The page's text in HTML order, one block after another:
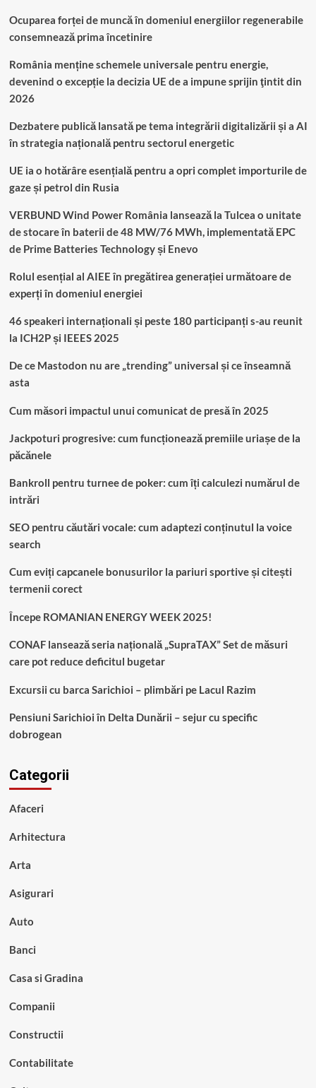
Ocuparea forței de muncă în domeniul energiilor regenerabile
consemnează prima încetinire
România menține schemele universale pentru energie,
devenind o excepție la decizia UE de a impune sprijin ţintit din
2026
Dezbatere publică lansată pe tema integrării digitalizării și a AI
în strategia națională pentru sectorul energetic
UE ia o hotărâre esențială pentru a opri complet importurile de
gaze și petrol din Rusia
VERBUND Wind Power România lansează la Tulcea o unitate
de stocare în baterii de 48 MW/76 MWh, implementată EPC
de Prime Batteries Technology și Enevo
Rolul esențial al AIEE în pregătirea generației următoare de
experți în domeniul energiei
46 speakeri internaționali și peste 180 participanți s-au reunit
la ICH2P și IEEES 2025
De ce Mastodon nu are „trending” universal și ce înseamnă
asta
Cum măsori impactul unui comunicat de presă în 2025
Jackpoturi progresive: cum funcționează premiile uriașe de la
păcănele
Bankroll pentru turnee de poker: cum îți calculezi numărul de
intrări
SEO pentru căutări vocale: cum adaptezi conținutul la voice
search
Cum eviți capcanele bonusurilor la pariuri sportive și citești
termenii corect
Începe ROMANIAN ENERGY WEEK 2025!
CONAF lansează seria națională „SupraTAX” Set de măsuri
care pot reduce deficitul bugetar
Excursii cu barca Sarichioi – plimbări pe Lacul Razim
Pensiuni Sarichioi în Delta Dunării – sejur cu specific
dobrogean
Categorii
Afaceri
Arhitectura
Arta
Asigurari
Auto
Banci
Casa si Gradina
Companii
Constructii
Contabilitate